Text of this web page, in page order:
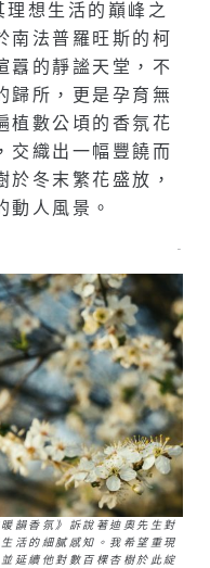
想生活的巔峰之
南法普羅旺斯的柯
囂的靜謐天堂，不
歸所，更是孕育無
植數公頃的香氛花
交織出一幅豐饒而
於冬末繁花盛放，
動人風景。
–
韻香氛》訴說著迪奧先生對
活的細膩感知。我希望重現
延續他對數百棵杏樹於此綻